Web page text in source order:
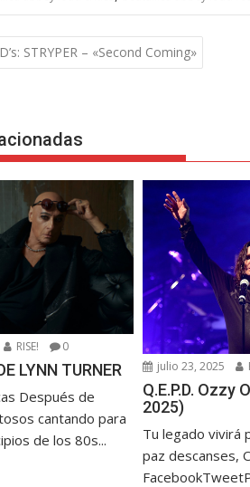
STRYPER – «Second Coming»
RISE! 0
LYNN TURNER
Después de
cantando para
de los 80s...
julio 23, 2025
Q.E.P.D. Ozzy
2025)
Tu legado vivirá
paz descanses,